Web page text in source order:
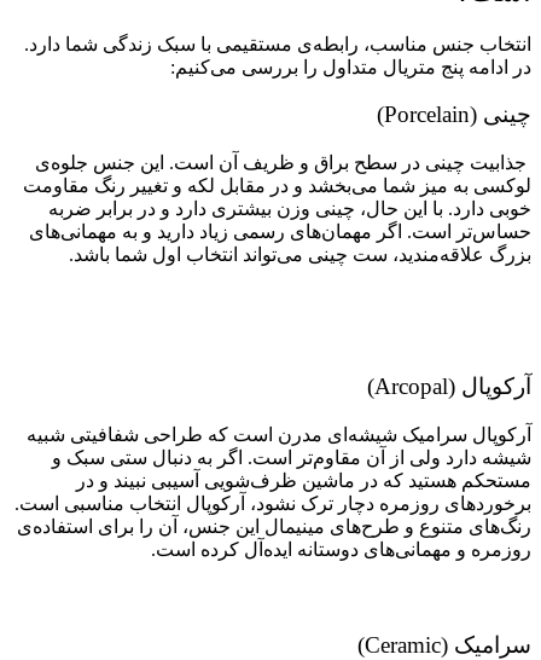
انتخاب جنس مناسب، رابطه‌ی مستقیمی با سبک زندگی شما دارد.
در ادامه پنج متریال متداول را بررسی می‌کنیم:
چینی (Porcelain)
جذابیت چینی در سطح براق و ظریف آن است. این جنس جلوه‌ی
لوکسی به میز شما می‌بخشد و در مقابل لکه و تغییر رنگ مقاومت
خوبی دارد. با این حال، چینی وزن بیشتری دارد و در برابر ضربه
حساس‌تر است. اگر مهمان‌های رسمی زیاد دارید و به مهمانی‌های
بزرگ علاقه‌مندید، ست چینی می‌تواند انتخاب اول شما باشد.
آرکوپال (Arcopal)
آرکوپال سرامیک شیشه‌ای مدرن است که طراحی شفافیتی شبیه
شیشه دارد ولی از آن مقاوم‌تر است. اگر به دنبال ستی سبک و
مستحکم هستید که در ماشین ظرف‌شویی آسیبی نبیند و در
برخوردهای روزمره دچار ترک نشود، آرکوپال انتخاب مناسبی است.
رنگ‌های متنوع و طرح‌های مینیمال این جنس، آن را برای استفاده‌ی
روزمره و مهمانی‌های دوستانه ایده‌آل کرده است.
سرامیک (Ceramic)